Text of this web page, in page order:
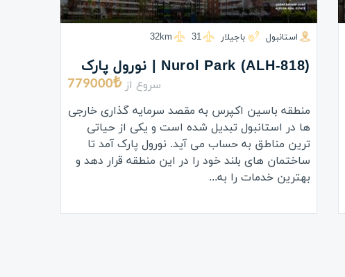
استانبول باجیلار 31
32km
(ALH-818) Nurol Park | نورول پارک
سروع از 779000₺
منطقه باسین اکپرس به مقصد سرمایه گذاری خارجی
ها در استانبول تبدیل شده است و یکی از حیاتی
ترین مناطق به حساب می آید. نورول پارک آمد تا
ساختمان های بلند خود را در این منطقه قرار دهد و
بهترین خدمات را به...